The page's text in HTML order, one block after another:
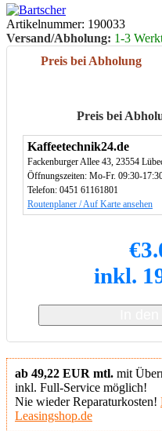
Artikelnummer: 190033
Versand/Abholung: 1-3
Preis bei Abholung
Preis bei
Kaffeetechnik24.de
Fackenburger Allee 43, 23554
Öffnungszeiten: Mo-Fr. 09:30-
Telefon: 0451 61161801
Routenplaner / Auf Karte ansehen
€
inkl.
ab 49,22 EUR mtl. mit
inkl. Full-Service möglich!
Nie wieder Reparaturkosten!
Leasingshop.de